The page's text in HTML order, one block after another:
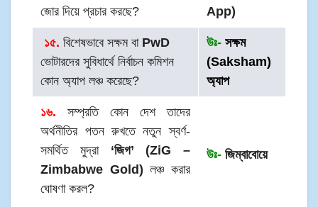
জোর দিয়ে প্রচার করছে? App)
১৫. বিশেষভাবে সক্ষম বাPwD
ভোটারদের সুবিধার্থে নির্বাচন কমিশন
কোন অ্যাপ লঞ্চ করেছে?
উঃ- সক্ষম
(Saksham)
অ্যাপ
১৬. সম্প্রতি কোন দেশ তাদের
অর্থনীতির পতন রুখতে নতুন স্বর্ণ-
সমর্থিত মুদ্রা‘জিগ’ (ZiG –
Zimbabwe Gold) লঞ্চ করার
ঘোষণা করল?
উঃ- জিম্বাবোয়ে